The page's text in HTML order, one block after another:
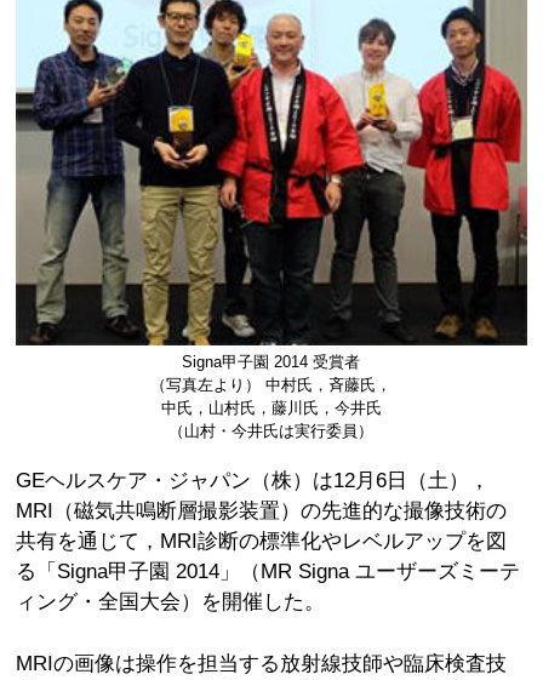
Signa甲子園 2014 受賞者
（写真左より） 中村氏，斉藤氏，
中氏，山村氏，藤川氏，今井氏
（山村・今井氏は実行委員）
GEヘルスケア・ジャパン（株）は12月6日（土），
MRI（磁気共鳴断層撮影装置）の先進的な撮像技術の
共有を通じて，MRI診断の標準化やレベルアップを図
る「Signa甲子園 2014」（MR Signa ユーザーズミーテ
ィング・全国大会）を開催した。
MRIの画像は操作を担当する放射線技師や臨床検査技